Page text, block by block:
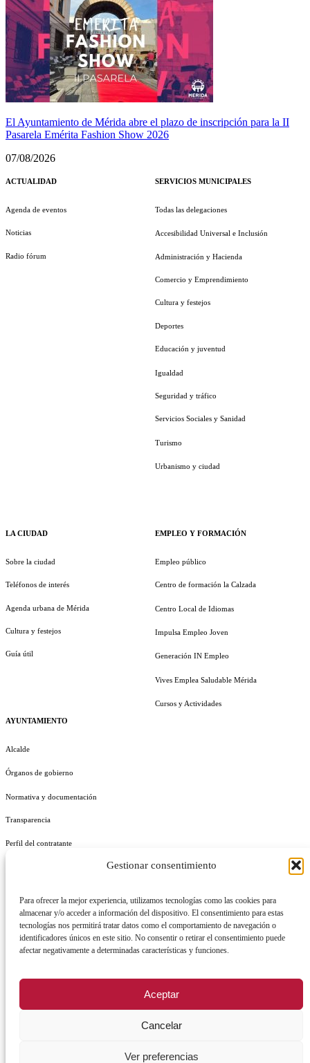
Gestionar consentimiento
Para ofrecer la mejor experiencia, utilizamos tecnologías como las cookies para
almacenar y/o acceder a información del dispositivo. El consentimiento para estas
tecnologías nos permitirá tratar datos como el comportamiento de navegación o
identificadores únicos en este sitio. No consentir o retirar el consentimiento puede
afectar negativamente a determinadas características y funciones.
Aceptar
Cancelar
Ver preferencias
El Ayuntamiento de Mérida abre el plazo de inscripción para la II
Pasarela Emérita Fashion Show 2026
07/08/2026
ACTUALIDAD
Agenda de eventos
Noticias
Radio fórum
LA CIUDAD
Sobre la ciudad
Teléfonos de interés
Agenda urbana de Mérida
Cultura y festejos
Guía útil
AYUNTAMIENTO
Alcalde
Órganos de gobierno
Normativa y documentación
Transparencia
Perfil del contratante
SERVICIOS MUNICIPALES
Todas las delegaciones
Accesibilidad Universal e Inclusión
Administración y Hacienda
Comercio y Emprendimiento
Cultura y festejos
Deportes
Educación y juventud
Igualdad
Seguridad y tráfico
Servicios Sociales y Sanidad
Turismo
Urbanismo y ciudad
EMPLEO Y FORMACIÓN
Empleo público
Centro de formación la Calzada
Centro Local de Idiomas
Impulsa Empleo Joven
Generación IN Empleo
Vives Emplea Saludable Mérida
Cursos y Actividades
REGISTRO DE ACTIVIDADES DE TRATAMIENTO